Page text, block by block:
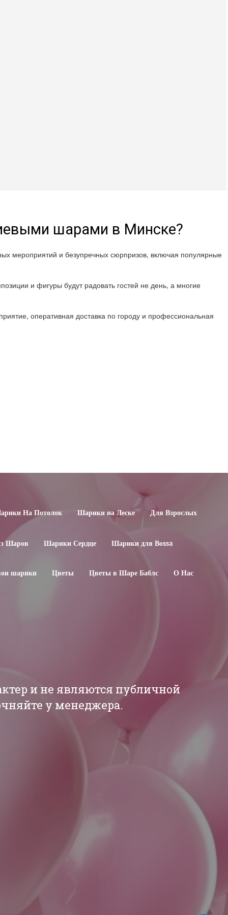
шарами в Минске?
мероприятий и безупречных сюрпризов, включая популярные
и фигуры будут радовать гостей не день, а многие
оперативная доставка по городу и профессиональная
На Потолок Шарики на Леске Для Взрослых
Шаров Шарики Сердце Шарики для Воssa
шарики Цветы Цветы в Шаре Баблс О Нас
и не являются публичной
у менеджера.